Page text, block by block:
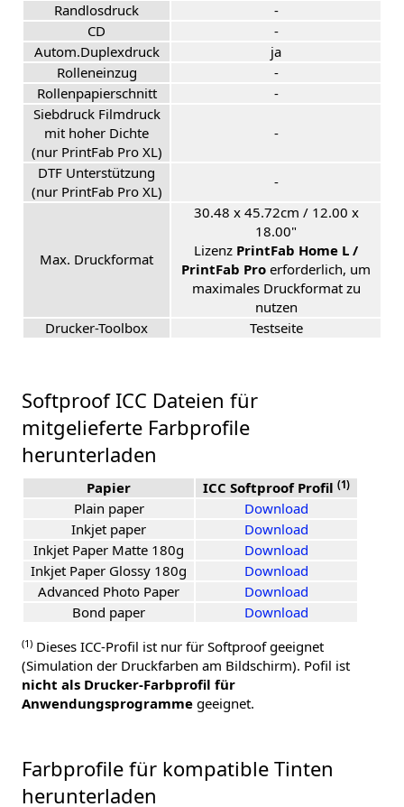
Randlosdruck
-
CD
-
Autom.Duplexdruck
ja
Rolleneinzug
-
Rollenpapierschnitt
-
Siebdruck Filmdruck
mit hoher Dichte
(nur PrintFab Pro XL)
-
DTF Unterstützung
(nur PrintFab Pro XL)
-
Max. Druckformat
30.48 x 45.72cm / 12.00 x
18.00"
Lizenz PrintFab Home L /
PrintFab Pro erforderlich, um
maximales Druckformat zu
nutzen
Drucker-Toolbox
Testseite
Softproof ICC Dateien für
mitgelieferte Farbprofile
herunterladen
Papier ICC Softproof Profil (1)
Plain paper
Download
Inkjet paper
Download
Inkjet Paper Matte 180g
Download
Inkjet Paper Glossy 180g
Download
Advanced Photo Paper
Download
Bond paper
Download
(1) Dieses ICC-Profil ist nur für Softproof geeignet
(Simulation der Druckfarben am Bildschirm). Pofil ist
nicht als Drucker-Farbprofil für
Anwendungsprogramme geeignet.
Farbprofile für kompatible Tinten
herunterladen